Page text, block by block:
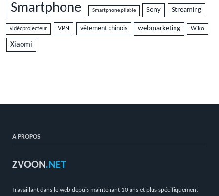
Smartphone Smartphone pliable Sony Streaming
vidéoprojecteur VPN vêtement chinois webmarketing Wiko
Xiaomi
A PROPOS
ZVOON.NET
Travaillant dans le web depuis maintenant 10 ans et plus spécifiquement